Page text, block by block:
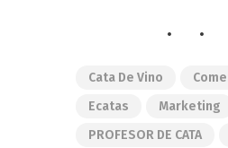
Cata De Vino
Ecatas
Marketing
PROFESOR DE CATA